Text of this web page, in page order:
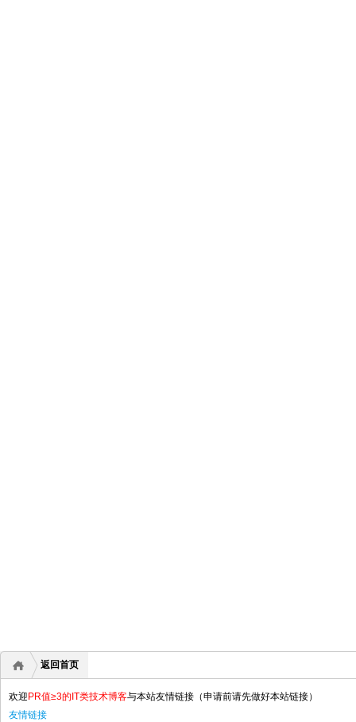
返回首页
欢迎 PR值≥3的IT类技术博客与本站友情链接（申请前请先做好本站链接）
友情链接